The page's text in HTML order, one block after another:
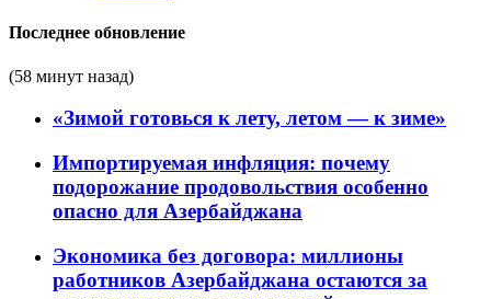
Последнее обновление
(58 минут назад)
«Зимой готовься к лету, летом — к зиме»
Импортируемая инфляция: почему
подорожание продовольствия особенно
опасно для Азербайджана
Экономика без договора: миллионы
работников Азербайджана остаются за